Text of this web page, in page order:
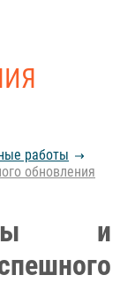
работы
обновления
и